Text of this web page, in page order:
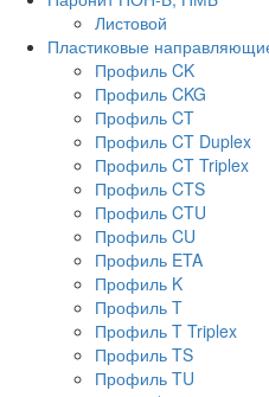
Листовой
Пластиковые
Профиль CK
Профиль CKG
Профиль CT
Профиль CT Duplex
Профиль CT Triplex
Профиль CTS
Профиль CTU
Профиль CU
Профиль ETA
Профиль K
Профиль T
Профиль T Triplex
Профиль TS
Профиль TU